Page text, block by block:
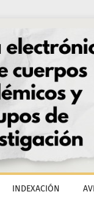
INDEXACIÓN